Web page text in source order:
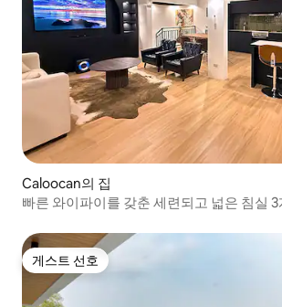
Caloocan의 집
빠른 와이파이를 갖춘 세련되고 넓은 침실 3
게스트 선호
게스트 선호